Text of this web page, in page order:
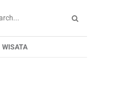
WISATA